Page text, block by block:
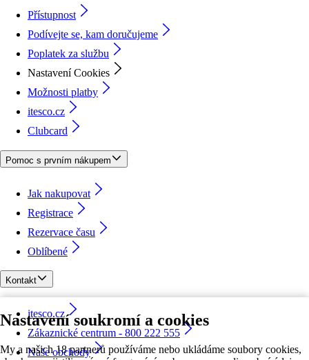
Nastavení soukromí a cookies
My a našich 18 partnerů používáme nebo ukládáme soubory cookies,
Přístupnost
Podívejte se, kam doručujeme
Poplatek za službu
Nastavení Cookies
Možnosti platby
itesco.cz
Clubcard
Pomoc s prvním nákupem
Jak nakupovat
Registrace
Rezervace času
Oblíbené
Kontakt
itesco.cz
Zákaznické centrum - 800 222 555
Naše obchody